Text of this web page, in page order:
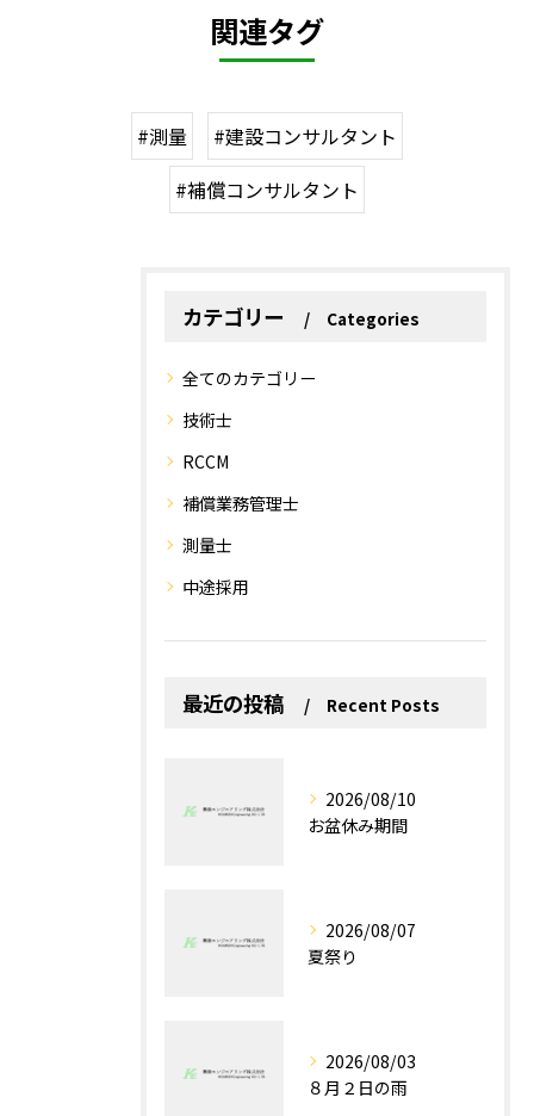
関連タグ
#測量
#建設コンサルタント
#補償コンサルタント
カテゴリー Categories
全てのカテゴリー
技術士
RCCM
補償業務管理士
測量士
中途採用
最近の投稿 Recent Posts
2026/08/10
お盆休み期間
2026/08/07
夏祭り
2026/08/03
８月２日の雨